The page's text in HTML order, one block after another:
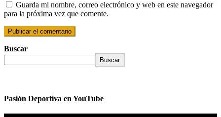
Guarda mi nombre, correo electrónico y web en este navegador
para la próxima vez que comente.
Buscar
Buscar
Pasión Deportiva en YouTube